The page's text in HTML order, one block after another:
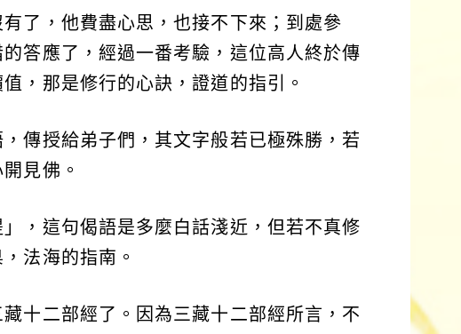
了，他費盡心思，也接不下來；到處參
答應了，經過一番考驗，這位高人終於傳
，那是修行的心訣，證道的指引。
傳授給弟子們，其文字般若已極殊勝，若
見佛。
，這句偈語是多麼白話淺近，但若不真修
法海的指南。
十二部經了。因為三藏十二部經所言，不